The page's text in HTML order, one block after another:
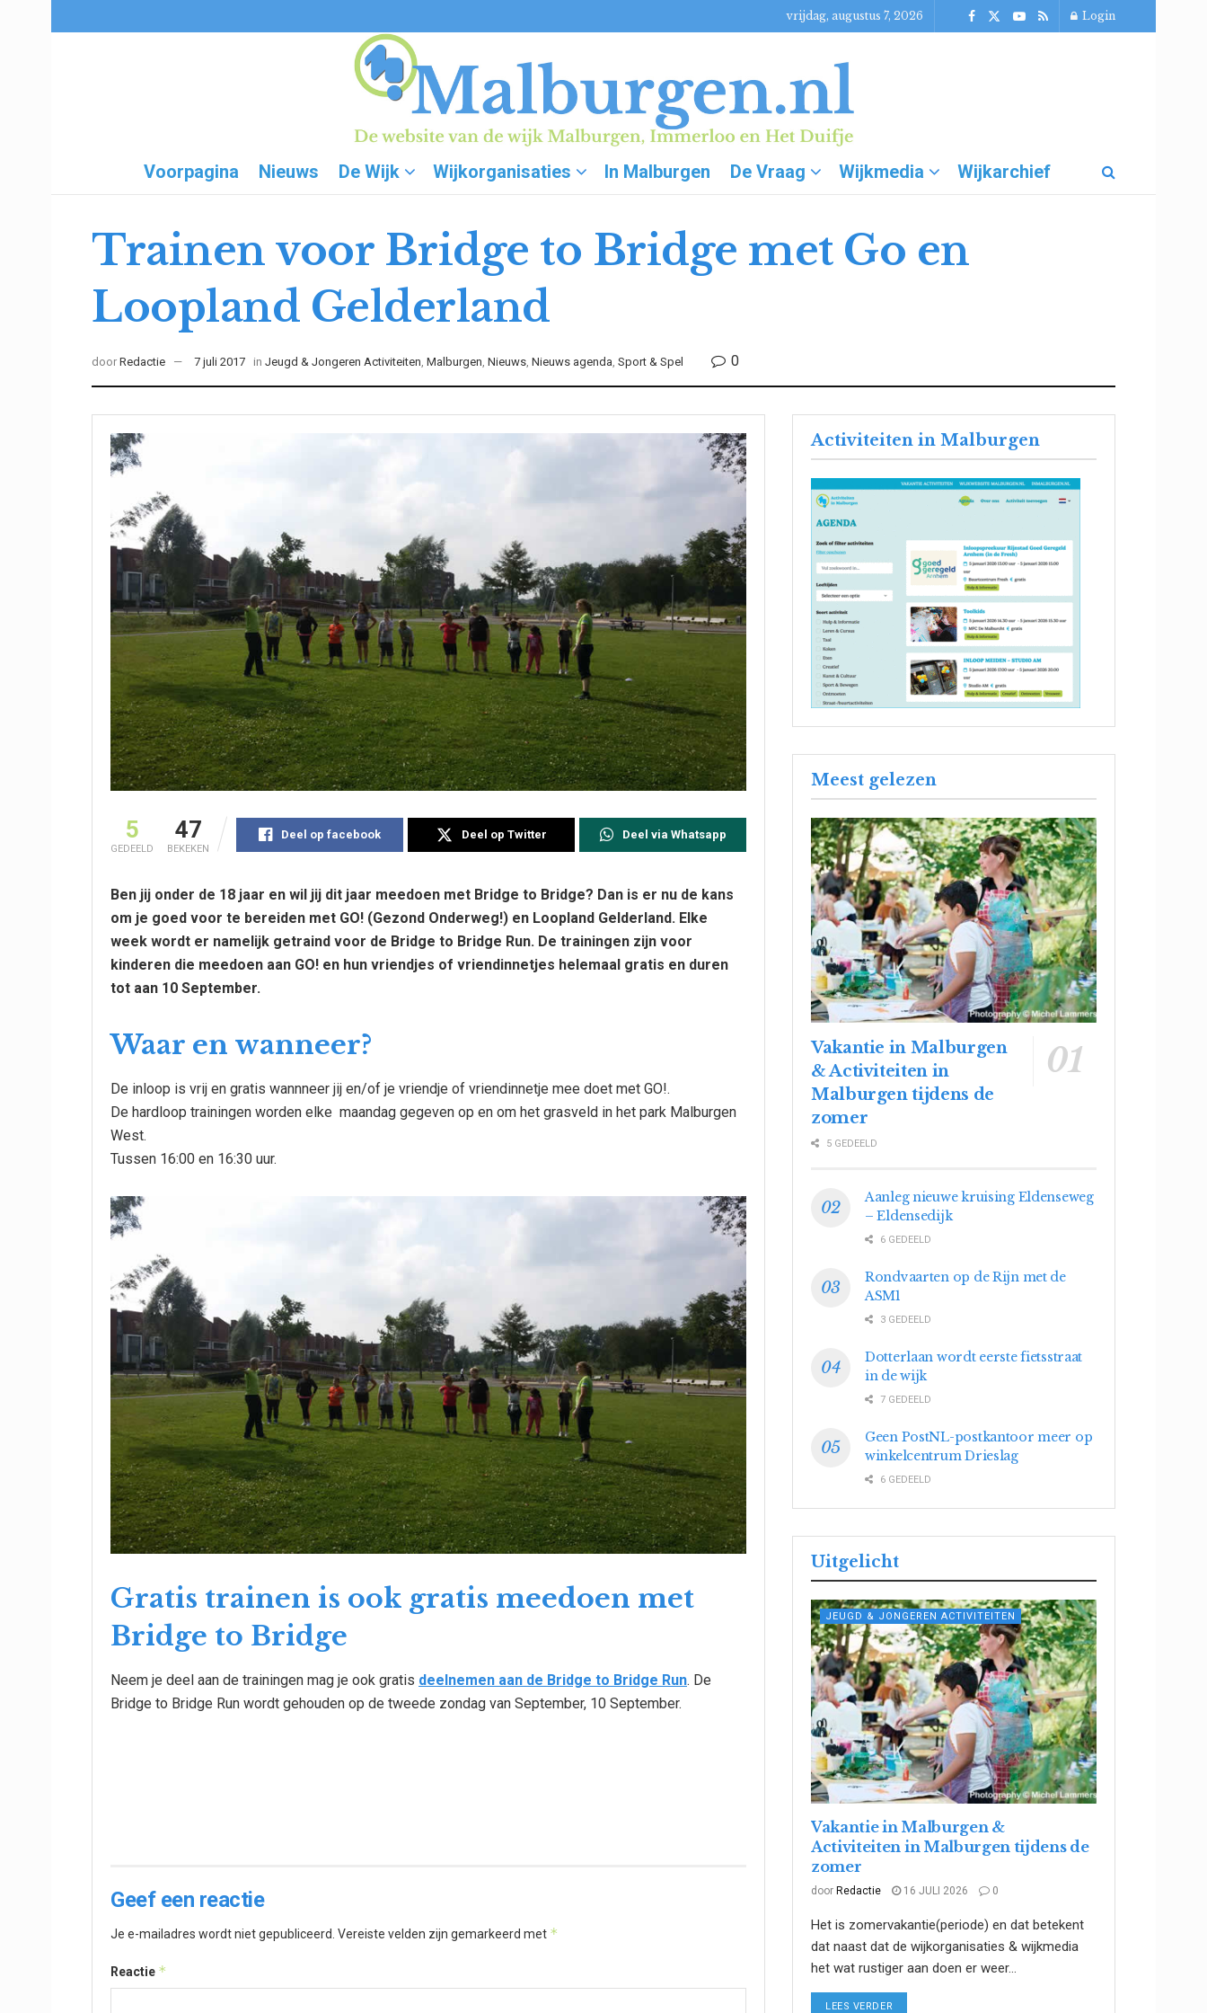
vrijdag, augustus 7, 2026 Login
Voorpagina Nieuws De Wijk Wijkorganisaties In Malburgen De Vraag Wijkmedia Wijkarchief
Trainen voor Bridge to Bridge met Go en
Loopland Gelderland
door Redactie 7 juli 2017 in Jeugd & Jongeren Activiteiten, Malburgen, Nieuws, Nieuws agenda, Sport & Spel 0
5
GEDEELD
47
BEKEKEN
Deel op facebook Deel op Twitter Deel via Whatsapp
Ben jij onder de 18 jaar en wil jij dit jaar meedoen met Bridge to Bridge? Dan is er nu de kans
om je goed voor te bereiden met GO! (Gezond Onderweg!) en Loopland Gelderland. Elke
week wordt er namelijk getraind voor de Bridge to Bridge Run. De trainingen zijn voor
kinderen die meedoen aan GO! en hun vriendjes of vriendinnetjes helemaal gratis en duren
tot aan 10 September.
Waar en wanneer?
De inloop is vrij en gratis wannneer jij en/of je vriendje of vriendinnetje mee doet met GO!.
De hardloop trainingen worden elke maandag gegeven op en om het grasveld in het park Malburgen
West.
Tussen 16:00 en 16:30 uur.
Gratis trainen is ook gratis meedoen met
Bridge to Bridge
Neem je deel aan de trainingen mag je ook gratis deelnemen aan de Bridge to Bridge Run. De
Bridge to Bridge Run wordt gehouden op de tweede zondag van September, 10 September.
Geef een reactie
Je e-mailadres wordt niet gepubliceerd. Vereiste velden zijn gemarkeerd met *
Reactie *
Activiteiten in Malburgen
Meest gelezen
Vakantie in Malburgen
& Activiteiten in
Malburgen tijdens de
zomer
5 GEDEELD
Aanleg nieuwe kruising Eldenseweg
– Eldensedijk
6 GEDEELD
Rondvaarten op de Rijn met de
ASM1
3 GEDEELD
Dotterlaan wordt eerste fietsstraat
in de wijk
7 GEDEELD
Geen PostNL-postkantoor meer op
winkelcentrum Drieslag
6 GEDEELD
Uitgelicht
JEUGD & JONGEREN ACTIVITEITEN
Vakantie in Malburgen &
Activiteiten in Malburgen tijdens de
zomer
door Redactie 16 JULI 2026 0
Het is zomervakantie(periode) en dat betekent
dat naast dat de wijkorganisaties & wijkmedia
het wat rustiger aan doen er weer...
LEES VERDER